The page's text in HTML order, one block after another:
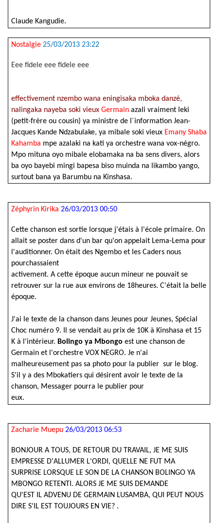
Claude Kangudie.
Nostalgie 25/03/2013 23:22
Eee fidele eee fidele eee
effectivement nzembo wana eningisaka mboka danzé,
nalingaka nayeba soki vieux Germain azali vraiment leki
(petit-frère ou cousin) ya ministre de l´information Jean-
Jacques Kande Ndzabulake, ya mibale soki vieux Emany Shaba
Kahamba mpe azalaki na kati ya orchestre wana vox-négro.
Mpo mituna oyo mibale elobamaka na ba sens divers, alors
ba oyo bayebi mingi bapesa biso muinda na likambo yango,
surtout bana ya Barumbu na Kinshasa.
Zéphyrin Kirika 26/03/2013 00:50
Cette chanson est sortie lorsque j'étais à l'école primaire. On
allait se poster dans d'un bar qu'on appelait Lema-Lema pour
l'auditionner. On était des Ngembo et les Caders nous
pourchassaient
activement. A cette époque aucun mineur ne pouvait se
retrouver sur la rue aux environs de 18heures. C'était la belle
époque.
J'ai le texte de la chanson dans Jeunes pour Jeunes, Spécial
Choc numéro 9. Il se vendait au prix de 10K à Kinshasa et 15
K à l'intérieur. Bolingo ya Mbongo est une chanson de
Germain et l'orchestre VOX NEGRO. Je n'ai
malheureusement pas sa photo pour la publier sur le blog.
S'il y a des Mbokatiers qui désirent avoir le texte de la
chanson, Messager pourra le publier pour
eux.
Zacharie Muepu 26/03/2013 06:53
BONJOUR A TOUS, DE RETOUR DU TRAVAIL, JE ME SUIS
EMPRESSE D'ALLUMER L'ORDI, QUELLE NE FUT MA
SURPRISE LORSQUE LE SON DE LA CHANSON BOLINGO YA
MBONGO RETENTI. ALORS JE ME SUIS DEMANDE
QU'EST IL ADVENU DE GERMAIN LUSAMBA, QUI PEUT NOUS
DIRE S'IL EST TOUJOURS EN VIE? .